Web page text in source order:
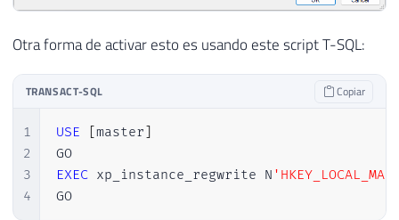
Otra forma de activar esto es usando este script T-SQL:
TRANSACT-SQL Copiar
1
2
3
4
USE [master]
GO
EXEC xp_instance_regwrite N
GO